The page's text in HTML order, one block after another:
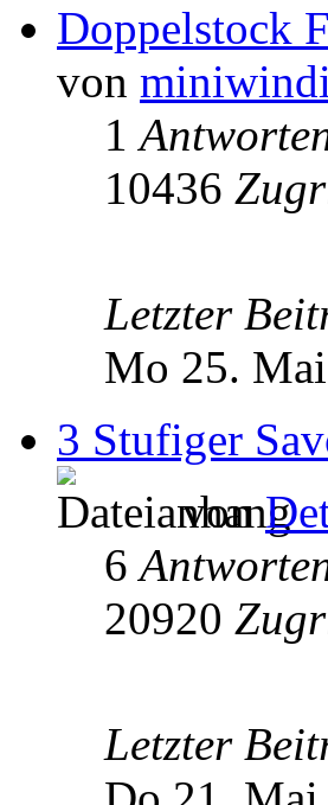
Doppelstock
von miniwindi
1
10436
Letzter
Mo 25.
3 Stufiger
von
6
20920
Letzter